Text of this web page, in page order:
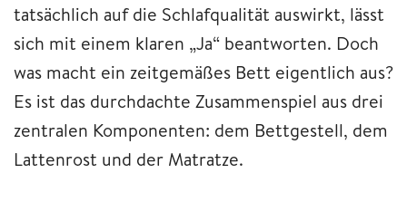
tatsächlich auf die Schlafqualität auswirkt, lässt
sich mit einem klaren „Ja“ beantworten. Doch
was macht ein zeitgemäßes Bett eigentlich aus?
Es ist das durchdachte Zusammenspiel aus drei
zentralen Komponenten: dem Bettgestell, dem
Lattenrost und der Matratze.